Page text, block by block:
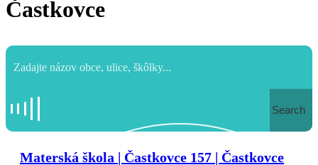
Častkovce
Search
Materská škola | Častkovce 157 | Častkovce